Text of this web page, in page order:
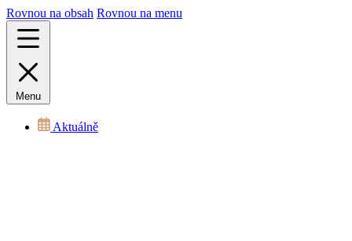
Rovnou na obsah Rovnou na menu
Menu
Aktuálně